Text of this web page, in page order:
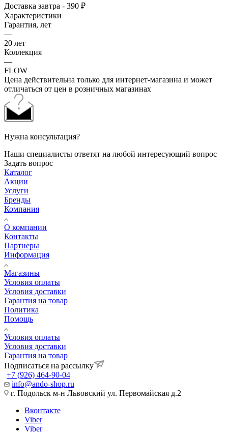
Доставка завтра - 390 ₽
Характеристики
Гарантия, лет
—
20 лет
Коллекция
—
FLOW
Цена действительна только для интернет-магазина и может
отличаться от цен в розничных магазинах
Нужна консультация?
Наши специалисты ответят на любой интересующий вопрос
Задать вопрос
Каталог
Акции
Услуги
Бренды
Компания
О компании
Контакты
Партнеры
Информация
Магазины
Условия оплаты
Условия доставки
Гарантия на товар
Политика
Помощь
Условия оплаты
Условия доставки
Гарантия на товар
Подписаться на рассылку
+7 (926) 464-90-04
info@ando-shop.ru
г. Подольск м-н Львовский ул. Первомайская д.2
Вконтакте
Viber
Viber